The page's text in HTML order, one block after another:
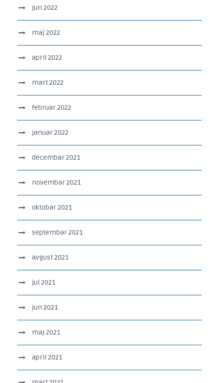
jun 2022
maj 2022
april 2022
mart 2022
februar 2022
januar 2022
decembar 2021
novembar 2021
oktobar 2021
septembar 2021
avgust 2021
jul 2021
jun 2021
maj 2021
april 2021